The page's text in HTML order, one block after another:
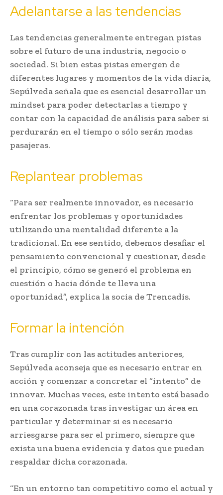
Adelantarse a las tendencias
Las tendencias generalmente entregan pistas
sobre el futuro de una industria, negocio o
sociedad. Si bien estas pistas emergen de
diferentes lugares y momentos de la vida diaria,
Sepúlveda señala que es esencial desarrollar un
mindset para poder detectarlas a tiempo y
contar con la capacidad de análisis para saber si
perdurarán en el tiempo o sólo serán modas
pasajeras.
Replantear problemas
“Para ser realmente innovador, es necesario
enfrentar los problemas y oportunidades
utilizando una mentalidad diferente a la
tradicional. En ese sentido, debemos desafiar el
pensamiento convencional y cuestionar, desde
el principio, cómo se generó el problema en
cuestión o hacia dónde te lleva una
oportunidad”, explica la socia de Trencadis.
Formar la intención
Tras cumplir con las actitudes anteriores,
Sepúlveda aconseja que es necesario entrar en
acción y comenzar a concretar el “intento” de
innovar. Muchas veces, este intento está basado
en una corazonada tras investigar un área en
particular y determinar si es necesario
arriesgarse para ser el primero, siempre que
exista una buena evidencia y datos que puedan
respaldar dicha corazonada.
“En un entorno tan competitivo como el actual y